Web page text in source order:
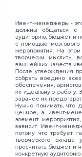
Ивент-менеджеры -
должны общаться с
аудиторию, бюджет и
с помощью
мероприятия. На
творчески мыслить,
важнейших качеств
После утверждения
собрать воедино
обеспечения,
их идеальную работу.
заранее их
Нужно понимать, что
ценное, а ивент-
элемент
зависит. Ивент-
потому что требует
творческого
просчитать бюджет и
конкретную аудиторию.